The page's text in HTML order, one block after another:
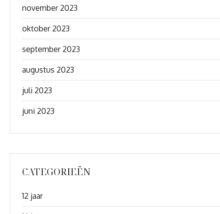
november 2023
oktober 2023
september 2023
augustus 2023
juli 2023
juni 2023
CATEGORIEËN
12 jaar